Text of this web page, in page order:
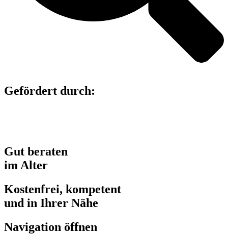
Gefördert durch:
Gut beraten
im Alter
Kostenfrei, kompetent
und in Ihrer Nähe
Navigation öffnen